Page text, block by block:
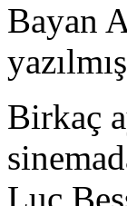
Bayan
Birkaç